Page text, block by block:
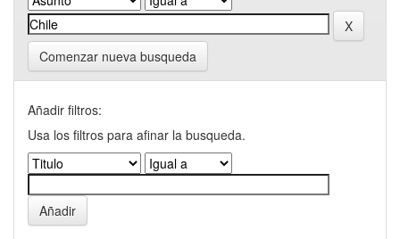
Comenzar nueva busqueda
Añadir filtros:
Usa los filtros para afinar la busqueda.